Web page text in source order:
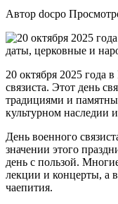
Автор docpo
20 октября 2025 года
связиста. Этот день
традициями и
культурном наследии
День военного
значении этого
день с пользой.
лекции и концерты, а
чаепития.